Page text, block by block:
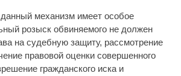
механизм имеет особое
розыск обвиняемого не должен
на судебную защиту, рассмотрение
правовой оценки совершенного
гражданского иска и